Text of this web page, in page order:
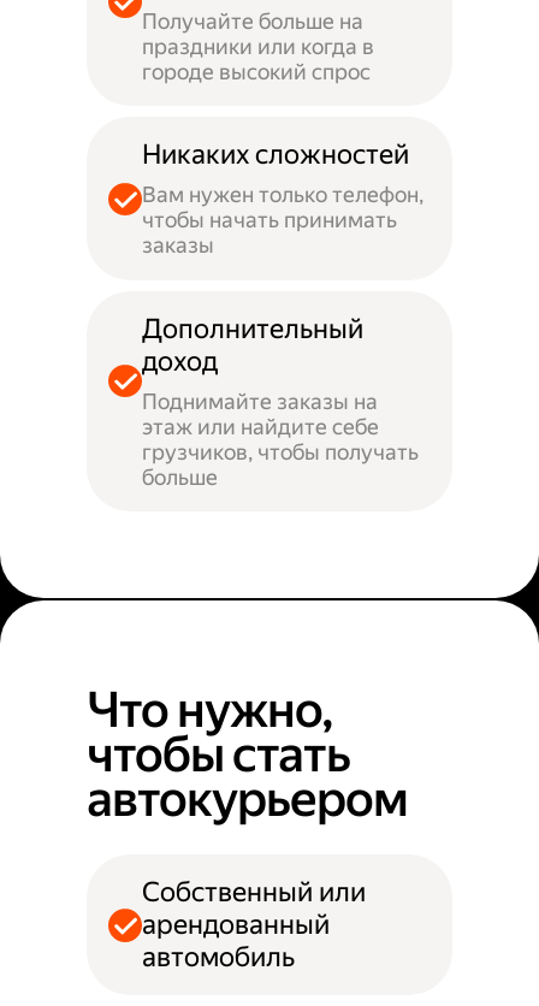
Получайте больше на
праздники или когда в
городе высокий спрос
Никаких сложностей
Вам нужен только телефон,
чтобы начать принимать
заказы
Дополнительный
доход
Поднимайте заказы на
этаж или найдите себе
грузчиков, чтобы получать
больше
Что нужно,
чтобы стать
автокурьером
Собственный или
арендованный
автомобиль